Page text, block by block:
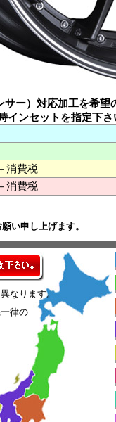
サー）対応加工を希
インセットを指定下
消費税
消費税
い申し上げます。
なります。
律の